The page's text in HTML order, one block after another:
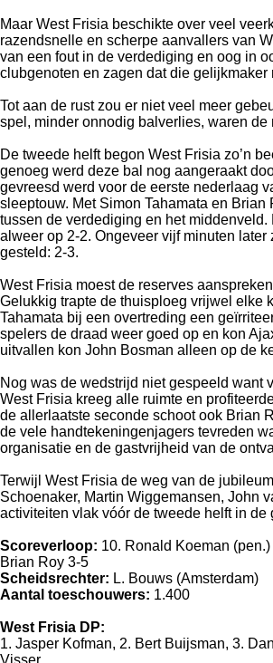
Maar West Frisia beschikte over veel
razendsnelle en scherpe aanvallers van
van een fout in de verdediging en oog in
clubgenoten en zagen dat die gelijkmaker
Tot aan de rust zou er niet veel meer
spel, minder onnodig balverlies, waren
De tweede helft begon West Frisia zo’n
genoeg werd deze bal nog aangeraakt
gevreesd werd voor de eerste nederlaag
sleeptouw. Met Simon Tahamata en
tussen de verdediging en het
alweer op 2-2. Ongeveer vijf minuten
gesteld: 2-3.
West Frisia moest de reserves
Gelukkig trapte de thuisploeg vrijwel elke
Tahamata bij een overtreding een
spelers de draad weer goed op en kon
uitvallen kon John Bosman alleen op de
Nog was de wedstrijd niet gespeeld want
West Frisia kreeg alle ruimte en
de allerlaatste seconde schoot ook Brian
de vele handtekeningenjagers tevreden
organisatie en de gastvrijheid van de
Terwijl West Frisia de weg van de
Schoenaker, Martin Wiggemansen, John
activiteiten vlak vóór de tweede helft in
Scoreverloop: 10. Ronald Koeman
Brian Roy 3-5
Scheidsrechter: L. Bouws (Amsterdam)
Aantal toeschouwers: 1.400
West Frisia DP:
1. Jasper Kofman, 2. Bert Buijsman, 3.
Visser